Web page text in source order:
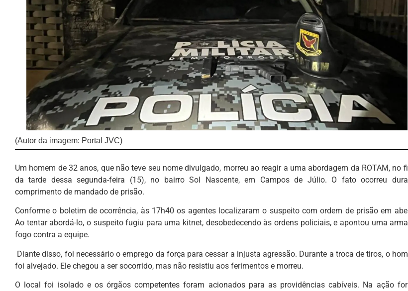
(Autor da imagem: Portal JVC)
Um homem de 32 anos, que não teve seu nome divulgado, morreu ao reagir a uma abordagem da ROTAM, no
da tarde dessa segunda-feira (15), no bairro Sol Nascente, em Campos de Júlio. O fato ocorreu
comprimento de mandado de prisão.
Conforme o boletim de ocorrência, às 17h40 os agentes localizaram o suspeito com ordem de prisão em
Ao tentar abordá-lo, o suspeito fugiu para uma kitnet, desobedecendo às ordens policiais, e apontou uma
fogo contra a equipe.
Diante disso, foi necessário o emprego da força para cessar a injusta agressão. Durante a troca de tiros, o
foi alvejado. Ele chegou a ser socorrido, mas não resistiu aos ferimentos e morreu.
O local foi isolado e os órgãos competentes foram acionados para as providências cabíveis. Na ação